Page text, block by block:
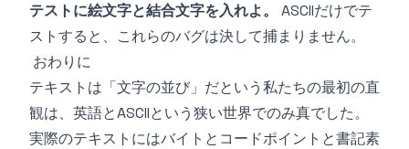
テストに絵文字と結合文字を入れよ。
ASCIIだけでテ
ストすると、これらのバグは決して捕まりません。
おわりに
テキストは「文字の並び」だという私たちの最初の直
観は、英語とASCIIという狭い世界でのみ真でした。
実際のテキストにはバイトとコードポイントと書記素